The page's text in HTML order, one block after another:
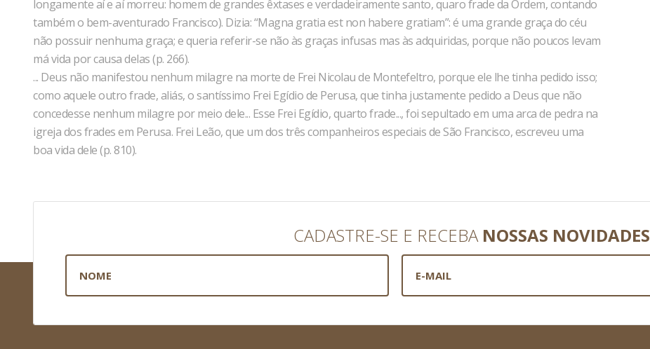
longamente aí e aí morreu: homem de grandes êxtases e verdadeiramente santo, quaro frade da Ordem, contando
também o bem-aventurado Francisco). Dizia: “Magna gratia est non habere gratiam”: é uma grande graça do céu
não possuir nenhuma graça; e queria referir-se não às graças infusas mas às adquiridas, porque não poucos levam
má vida por causa delas (p. 266).
... Deus não manifestou nenhum milagre na morte de Frei Nicolau de Montefeltro, porque ele lhe tinha pedido isso;
como aquele outro frade, aliás, o santíssimo Frei Egídio de Perusa, que tinha justamente pedido a Deus que não
concedesse nenhum milagre por meio dele... Esse Frei Egídio, quarto frade..., foi sepultado em uma arca de pedra na
igreja dos frades em Perusa. Frei Leão, que um dos três companheiros especiais de São Francisco, escreveu uma
boa vida dele (p. 810).
CADASTRE-SE E RECEBA NOSSAS NOVIDADES